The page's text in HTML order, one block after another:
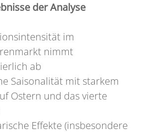
der Analyse
im
nimmt
ab
Saisonalität mit starkem
Ostern und das vierte
Effekte (insbesondere